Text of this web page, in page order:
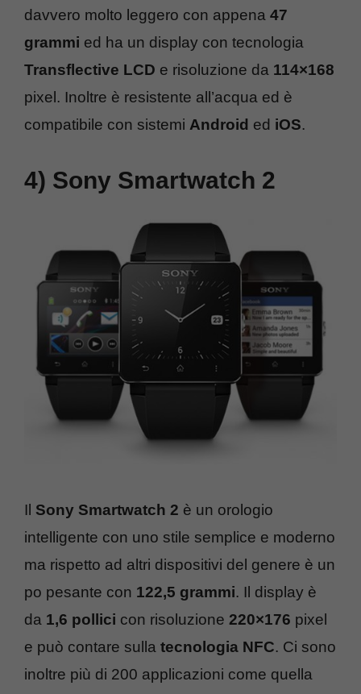
davvero molto leggero con appena 47
grammi ed ha un display con tecnologia
Transflective LCD e risoluzione da 114×168
pixel. Inoltre è resistente all’acqua ed è
compatibile con sistemi Android ed iOS.
4) Sony Smartwatch 2
Il Sony Smartwatch 2 è un orologio
intelligente con uno stile semplice e moderno
ma rispetto ad altri dispositivi del genere è un
po pesante con 122,5 grammi. Il display è
da 1,6 pollici con risoluzione 220×176 pixel
e può contare sulla tecnologia NFC. Ci sono
inoltre più di 200 applicazioni come quella